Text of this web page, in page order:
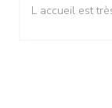
L accueil est